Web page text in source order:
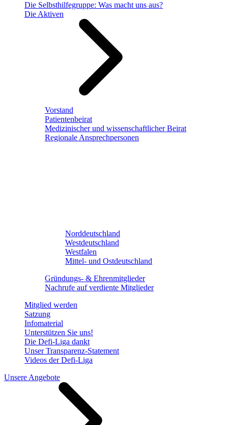
Die Selbsthilfegruppe: Was macht uns aus?
Die Aktiven
Vorstand
Patientenbeirat
Medizinischer und wissenschaftlicher Beirat
Regionale Ansprechpersonen
Norddeutschland
Westdeutschland
Westfalen
Mittel- und Ostdeutschland
Gründungs- & Ehrenmitglieder
Nachrufe auf verdiente Mitglieder
Mitglied werden
Satzung
Infomaterial
Unterstützen Sie uns!
Die Defi-Liga dankt
Unser Transparenz-Statement
Videos der Defi-Liga
Unsere Angebote